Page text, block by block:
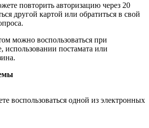
повторить авторизацию через 20
другой картой или обратиться в свой
можно воспользоваться при
использовании постамата или
воспользоваться одной из электронных